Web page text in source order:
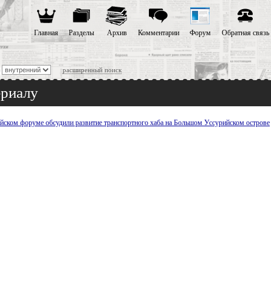
расширенный поиск
Главная Разделы Архив Комментарии Форум Обратная связь
форуме обсудили развитие транспортного хаба на Большом Уссурийском острове